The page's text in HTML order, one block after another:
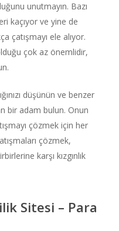
unutmayın. Bazı
kaçıyor ve yine de
çatışmayı ele alıyor.
çok az önemlidir,
düşünün ve benzer
bir adam bulun. Onun
çözmek için her
çözmek,
karşı kızgınlık
Sitesi – Para